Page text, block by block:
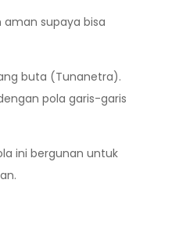
supaya bisa
buta (Tunanetra).
pola garis-garis
ini bergunan untuk